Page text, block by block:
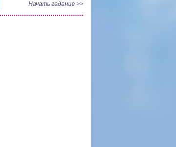
Начать гадание >>